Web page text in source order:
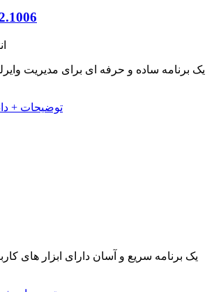
توضیحات + دانلود